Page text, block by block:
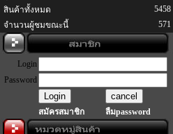
สินค้าทั้งหมด
5458
จำนวนผู้ชมขณะนี้
571
Login
Password
สมัครสมาชิก ลืมpassword